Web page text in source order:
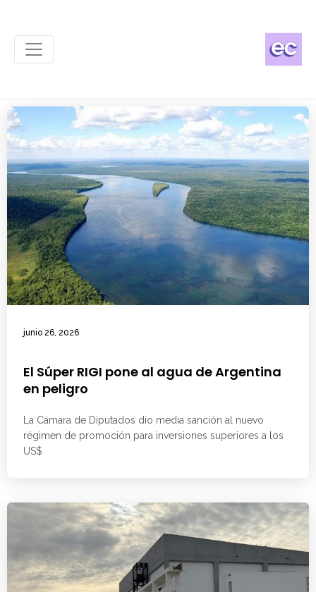
junio 26, 2026
El Súper RIGI pone al agua de Argentina
en peligro
La Cámara de Diputados dio media sanción al nuevo
régimen de promoción para inversiones superiores a los
US$